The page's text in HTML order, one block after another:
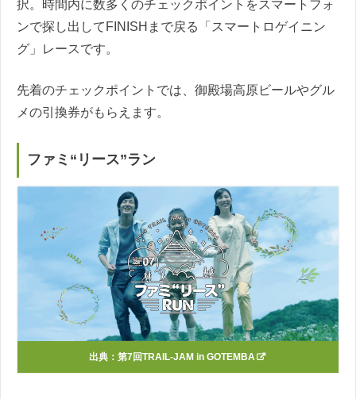
択。時間内に数多くのチェックポイントをスマートフォ
ンで探し出してFINISHまで戻る「スマートロゲイニン
グ」レースです。
先着のチェックポイントでは、御殿場高原ビールやグル
メの引換券がもらえます。
ファミ“リース”ラン
出典： 第7回TRAIL-JAM in GOTEMBA